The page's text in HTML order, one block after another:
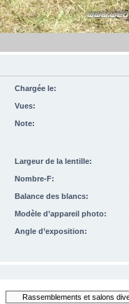
Chargée le:
Vues:
Note:
Largeur de la lentille:
Nombre-F:
Balance des blancs:
Modèle d’appareil photo:
Angle d’exposition: